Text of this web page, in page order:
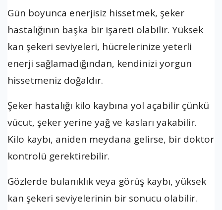
Gün boyunca enerjisiz hissetmek, şeker
hastalığının başka bir işareti olabilir. Yüksek
kan şekeri seviyeleri, hücrelerinize yeterli
enerji sağlamadığından, kendinizi yorgun
hissetmeniz doğaldır.
Şeker hastalığı kilo kaybına yol açabilir çünkü
vücut, şeker yerine yağ ve kasları yakabilir.
Kilo kaybı, aniden meydana gelirse, bir doktor
kontrolü gerektirebilir.
Gözlerde bulanıklık veya görüş kaybı, yüksek
kan şekeri seviyelerinin bir sonucu olabilir.